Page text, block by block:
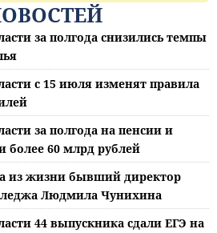
за полгода снизились темпы
с 15 июля изменят правила
за полгода на пенсии и
более 60 млрд рублей
из жизни бывший директор
Людмила Чунихина
44 выпускника сдали ЕГЭ на